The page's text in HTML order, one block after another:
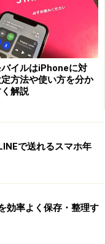
も利用できるよう
）の場合
のiPhoneであれば
バンク）で購入し
約状況などを確認
インで無料にて手
イルはiPhoneに対
方法や使い方を分か
解説
で送れるスマホ年
効率よく保存・整理す